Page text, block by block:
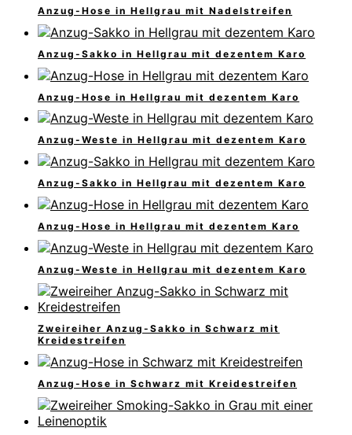
Anzug-Hose in Hellgrau mit Nadelstreifen
Anzug-Sakko in Hellgrau mit dezentem Karo
Anzug-Hose in Hellgrau mit dezentem Karo
Anzug-Weste in Hellgrau mit dezentem Karo
Anzug-Sakko in Hellgrau mit dezentem Karo
Anzug-Hose in Hellgrau mit dezentem Karo
Anzug-Weste in Hellgrau mit dezentem Karo
Zweireiher Anzug-Sakko in Schwarz mit
Kreidestreifen
Anzug-Hose in Schwarz mit Kreidestreifen